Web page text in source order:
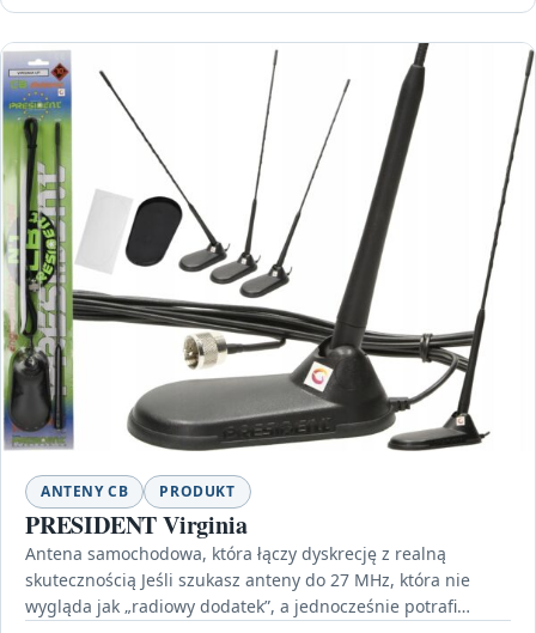
ANTENY CB PRODUKT
PRESIDENT Virginia
Antena samochodowa, która łączy dyskrecję z realną
skutecznością Jeśli szukasz anteny do 27 MHz, która nie
wygląda jak „radiowy dodatek”, a jednocześnie potrafi